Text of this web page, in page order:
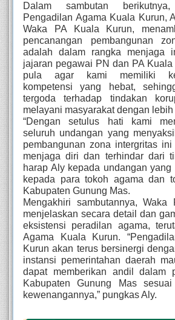
Dalam sambutan
Pengadilan Agama Kuala Kurun,
Waka PA Kuala Kurun,
pencanangan pembangunan
adalah dalam rangka menjaga
jajaran pegawai PN dan PA
pula agar kami memiliki
kompetensi yang hebat,
tergoda terhadap tindakan
melayani masyarakat dengan lebih
“Dengan setulus hati kami
seluruh undangan yang
pembangunan zona intergritas
menjaga diri dan terhindar dari
harap Aly kepada undangan yang
kepada para tokoh agama dan
Kabupaten Gunung Mas.
Mengakhiri sambutannya, Waka
menjelaskan secara detail dan
eksistensi peradilan agama,
Agama Kuala Kurun.
Kurun akan terus bersinergi
instansi pemerintahan daerah
dapat memberikan andil dalam
Kabupaten Gunung Mas
kewenangannya,” pungkas Aly.